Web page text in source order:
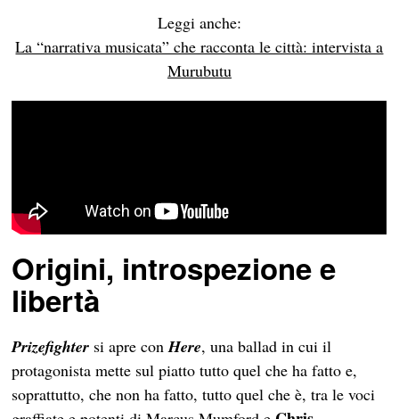
Leggi anche:
La “narrativa musicata” che racconta le città: intervista a
Murubutu
Origini, introspezione e
libertà
Prizefighter si apre conHere, una ballad in cui il
protagonista mette sul piatto tutto quel che ha fatto e,
soprattutto, che non ha fatto, tutto quel che è, tra le voci